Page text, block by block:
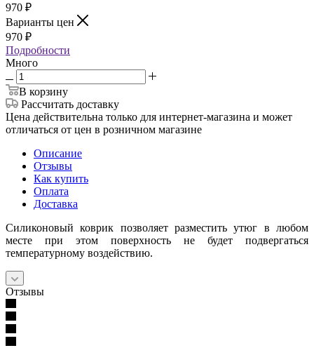
970 ₽
Варианты цен
970 ₽
Подробности
Много
В корзину
Рассчитать доставку
Цена действительна только для интернет-магазина и может
отличаться от цен в розничном магазине
Описание
Отзывы
Как купить
Оплата
Доставка
Силиконовый коврик позволяет разместить утюг в любом
месте при этом поверхность не будет подвергаться
температурному воздействию.
Отзывы